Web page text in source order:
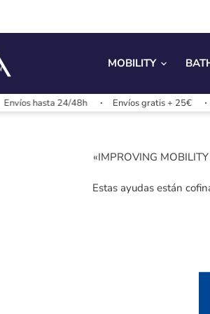
MOBILITY
Envíos hasta 24/48h Envíos gratis + 25€
«IMPROVING
Estas ayudas están